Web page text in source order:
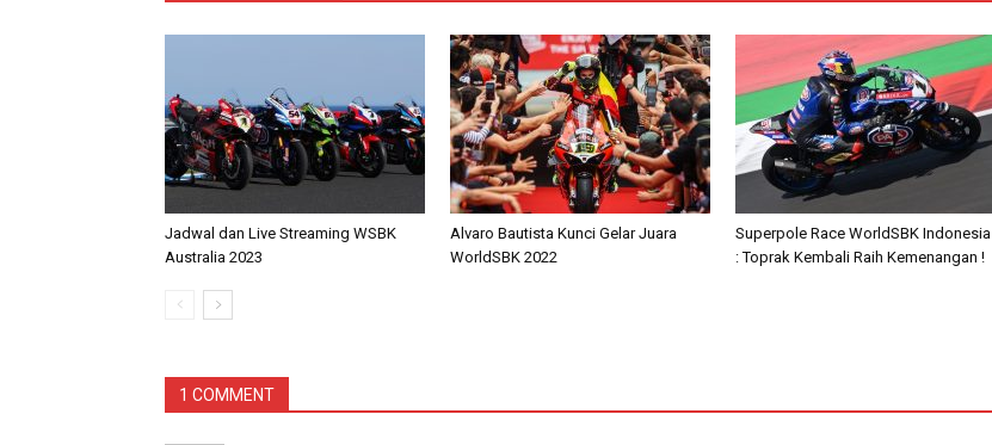
Jadwal dan Live Streaming WSBK
Australia 2023
Alvaro Bautista Kunci Gelar Juara
WorldSBK 2022
Superpole Race WorldSBK Indonesia
: Toprak Kembali Raih Kemenangan !
1 COMMENT